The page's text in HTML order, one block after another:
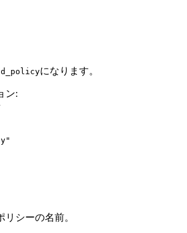
になります。
ン:
リシーの名前。